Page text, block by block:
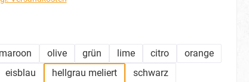
maroon olive grün lime citro
orange
eisblau hellgrau meliert
schwarz